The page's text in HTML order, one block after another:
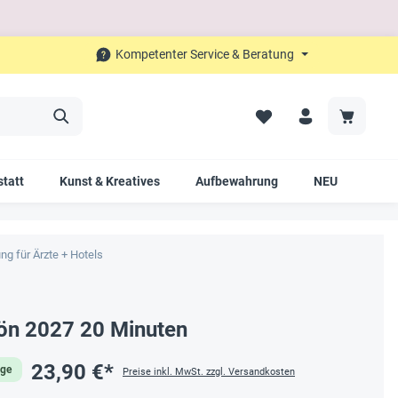
Kompetenter Service & Beratung
Kunst & Kreatives Aufbewahrung NEU
für Ärzte + Hotels
2027 20 Minuten
23,90 €* Preise inkl. MwSt. zzgl. Versandkosten